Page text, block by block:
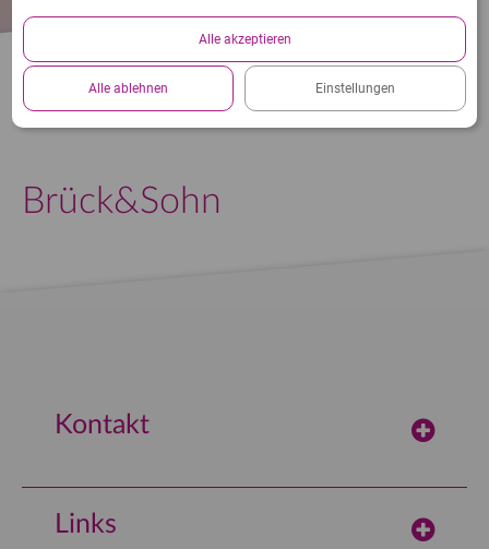
Brück&Sohn
Kontakt
concept-computer
Vertriebsgesellschaft mbH
Links
welche nicht.
Bitte lesen Sie mehr in unserer
Datenschutzerklärung.
Alle akzeptieren
Alle ablehnen Einstellungen